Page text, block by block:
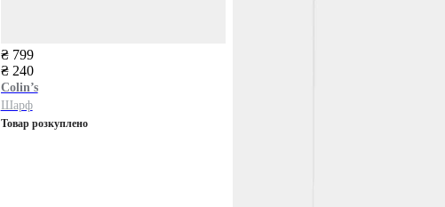
₴ 799
₴ 240
Colin’s
Шарф
Товар розкуплено